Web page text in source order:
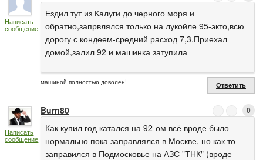
Написать
сообщение
Ездил тут из Калуги до черного моря и
обратно,запрвлялся только на лукойле 95-экто,всю
дорогу с кондеем-средний расход 7,3.Приехал
домой,залил 92 и машинка затупила
машиной полностью доволен! Ответить
Написать
сообщение
Burn80 0
Как купил год катался на 92-ом всё вроде было
нормально пока заправлялся в Москве, но как то
заправился в Подмосковье на АЗС "ТНК" (вроде